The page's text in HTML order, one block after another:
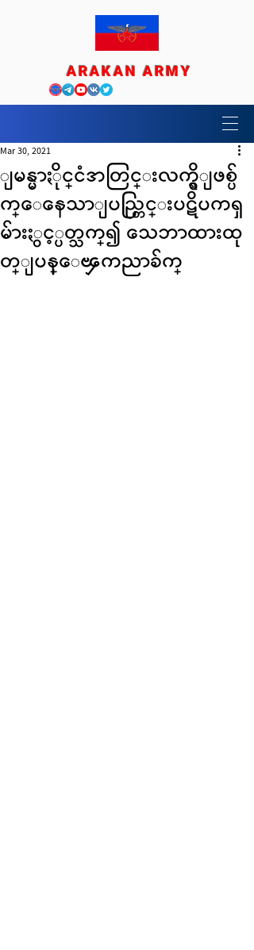
ARAKAN ARMY
ျမန္မာႏိုင္ငံအတြင္းလက္ရွိျဖစ္ပ်
က္ေနေသာျပည္တြင္းပဋိပကၡ
မ်ားႏွင့္ပတ္သက္၍ သေဘာထားထု
တ္ျပန္ေၾကညာခ်က္
Mar 30, 2021